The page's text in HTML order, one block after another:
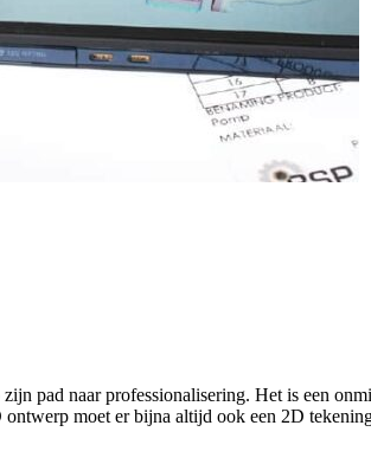
pad naar professionalisering. Het is een
moet er bijna altijd ook een 2D